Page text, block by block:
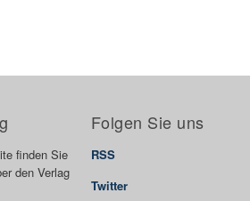
finden Sie
den Verlag
Folgen Sie uns
RSS
Twitter